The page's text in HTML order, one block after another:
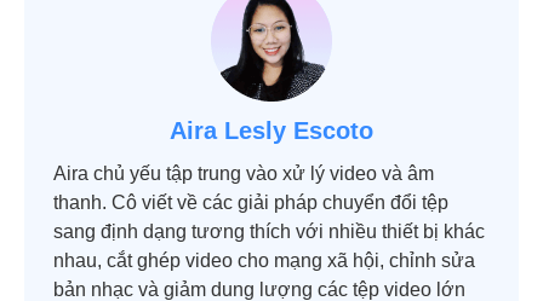
Aira Lesly Escoto
Aira chủ yếu tập trung vào xử lý video và âm
thanh. Cô viết về các giải pháp chuyển đổi tệp
sang định dạng tương thích với nhiều thiết bị khác
nhau, cắt ghép video cho mạng xã hội, chỉnh sửa
bản nhạc và giảm dung lượng các tệp video lớn